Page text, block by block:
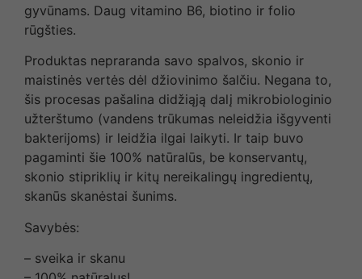
gyvūnams. Daug vitamino B6, biotino ir folio
rūgšties.
Produktas nepraranda savo spalvos, skonio ir
maistinės vertės dėl džiovinimo šalčiu. Negana to,
šis procesas pašalina didžiąją dalį mikrobiologinio
užterštumo (vandens trūkumas neleidžia išgyventi
bakterijoms) ir leidžia ilgai laikyti. Ir taip buvo
pagaminti šie 100% natūralūs, be konservantų,
skonio stipriklių ir kitų nereikalingų ingredientų,
skanūs skanėstai šunims.
Savybės:
– sveika ir skanu